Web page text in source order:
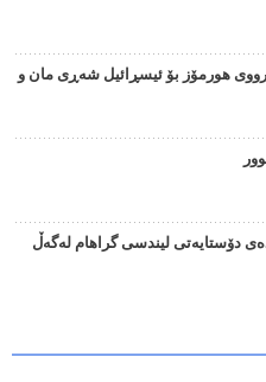
هورمۆز بۆ ئیسڕائیل شەڕی مان و
دۆستایەتی لیندسی گراهام لەگەڵ